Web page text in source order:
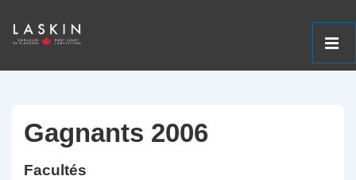
principal
Gagnants 2006
Facultés